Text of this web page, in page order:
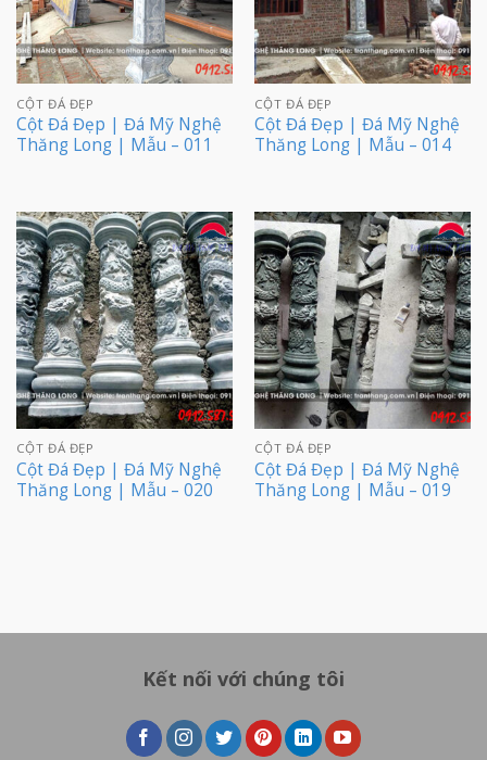
CỘT ĐÁ ĐẸP
Cột Đá Đẹp | Đá Mỹ Nghệ
Thăng Long | Mẫu – 011
CỘT ĐÁ ĐẸP
Cột Đá Đẹp | Đá Mỹ Nghệ
Thăng Long | Mẫu – 014
CỘT ĐÁ ĐẸP
Cột Đá Đẹp | Đá Mỹ Nghệ
Thăng Long | Mẫu – 020
CỘT ĐÁ ĐẸP
Cột Đá Đẹp | Đá Mỹ Nghệ
Thăng Long | Mẫu – 019
Kết nối với chúng tôi